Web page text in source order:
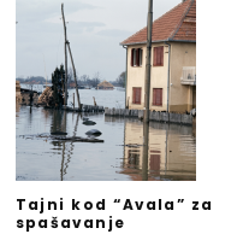
Tajni kod “Avala” za
spašavanje